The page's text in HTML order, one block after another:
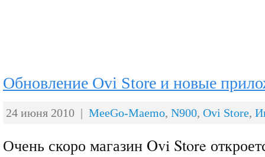
Обновление Ovi Store и новые
24 июня 2010 | MeeGo-Maemo, N900, Ovi Store,
Очень скоро магазин Ovi Store